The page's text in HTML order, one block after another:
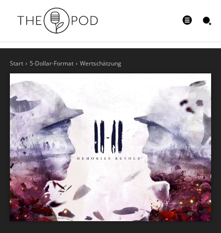
Start 5-Dollar-Format Wertschätzung